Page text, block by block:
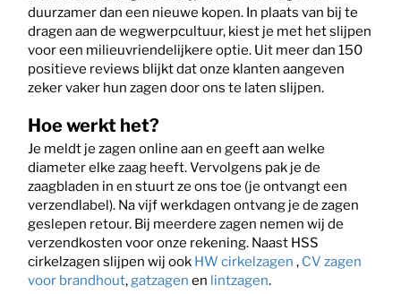
duurzamer dan een nieuwe kopen. In plaats van bij te
dragen aan de wegwerpcultuur, kiest je met het slijpen
voor een milieuvriendelijkere optie. Uit meer dan 150
positieve reviews blijkt dat onze klanten aangeven
zeker vaker hun zagen door ons te laten slijpen.
Hoe werkt het?
Je meldt je zagen online aan en geeft aan welke
diameter elke zaag heeft. Vervolgens pak je de
zaagbladen in en stuurt ze ons toe (je ontvangt een
verzendlabel). Na vijf werkdagen ontvang je de zagen
geslepen retour. Bij meerdere zagen nemen wij de
verzendkosten voor onze rekening. Naast HSS
cirkelzagen slijpen wij ook HW cirkelzagen , CV zagen
voor brandhout,gatzagen en lintzagen.